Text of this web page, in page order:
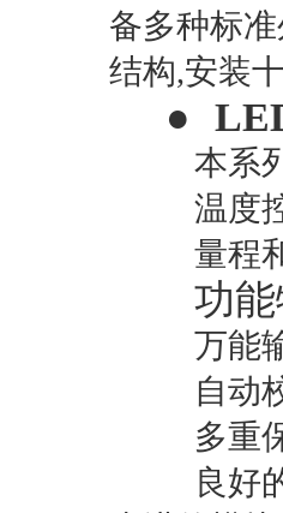
备多种标
结构,安装
●
本系
温度
量程
功
万能
自动
多重
良好